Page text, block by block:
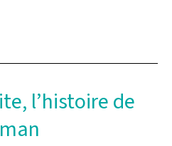
l’histoire de